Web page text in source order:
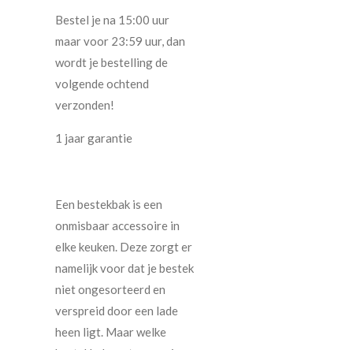
Bestel je na 15:00 uur
maar voor 23:59 uur, dan
wordt je bestelling de
volgende ochtend
verzonden!
1 jaar garantie
Een bestekbak is een
onmisbaar accessoire in
elke keuken. Deze zorgt er
namelijk voor dat je bestek
niet ongesorteerd en
verspreid door een lade
heen ligt. Maar welke